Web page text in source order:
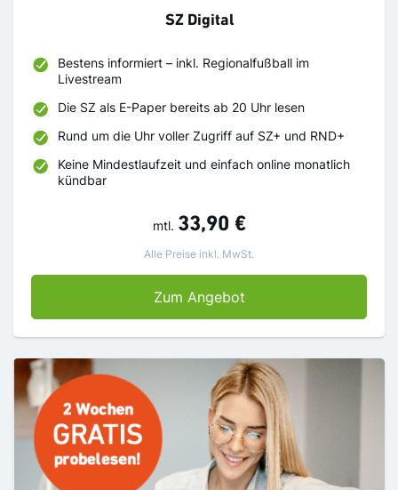
SZ Digital
Bestens informiert – inkl. Regionalfußball im
Livestream
Die SZ als E-Paper bereits ab 20 Uhr lesen
Rund um die Uhr voller Zugriff auf SZ+ und RND+
Keine Mindestlaufzeit und einfach online monatlich
kündbar
mtl. 33,90 €
Alle Preise inkl. MwSt.
Zum AngebotSZ Digital